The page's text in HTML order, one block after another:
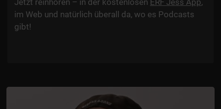
Jetzt reinhören – in der kostenlosen ERF Jess App,
im Web und natürlich überall da, wo es Podcasts
gibt!